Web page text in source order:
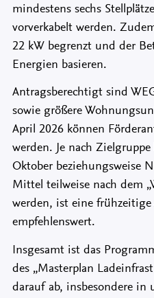
mindestens sechs
vorverkabelt werden.
22 kW begrenzt und der
Energien basieren.
Antragsberechtigt sind
sowie größere
April 2026 können
werden. Je nach
Oktober beziehungsweise
Mittel teilweise nach dem
werden, ist eine
empfehlenswert.
Insgesamt ist das
des „Masterplan
darauf ab, insbesondere in